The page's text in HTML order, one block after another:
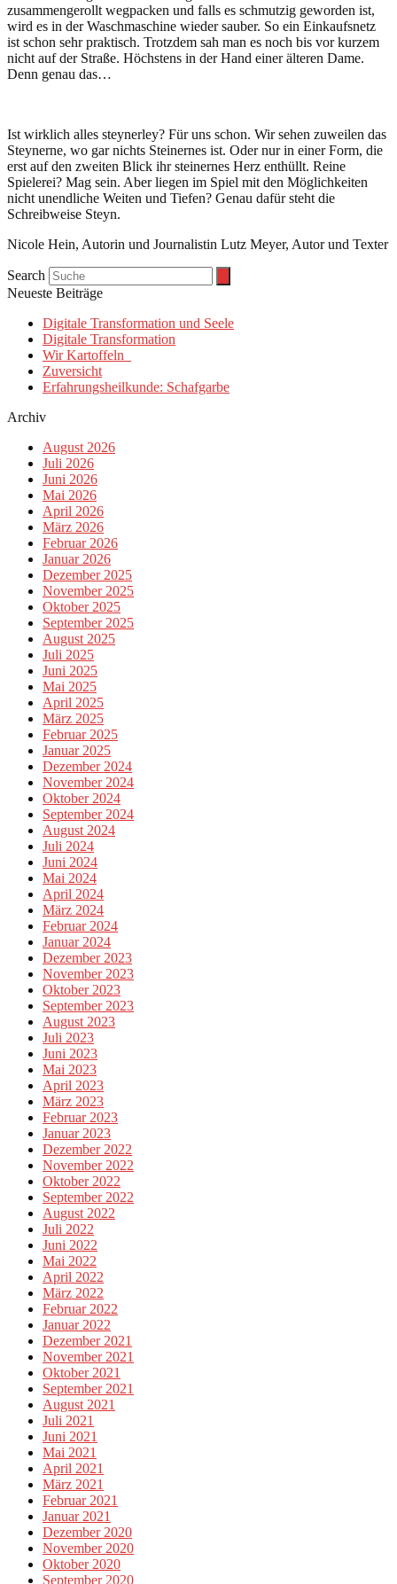
zusammengerollt wegpacken und falls es schmutzig geworden ist,
wird es in der Waschmaschine wieder sauber. So ein Einkaufsnetz
ist schon sehr praktisch. Trotzdem sah man es noch bis vor kurzem
nicht auf der Straße. Höchstens in der Hand einer älteren Dame.
Denn genau das…
Ist wirklich alles steynerley? Für uns schon. Wir sehen zuweilen das
Steynerne, wo gar nichts Steinernes ist. Oder nur in einer Form, die
erst auf den zweiten Blick ihr steinernes Herz enthüllt. Reine
Spielerei? Mag sein. Aber liegen im Spiel mit den Möglichkeiten
nicht unendliche Weiten und Tiefen? Genau dafür steht die
Schreibweise Steyn.
Nicole Hein, Autorin und Journalistin Lutz Meyer, Autor und Texter
Search
Neueste Beiträge
Digitale Transformation und Seele
Digitale Transformation
Wir Kartoffeln
Zuversicht
Erfahrungsheilkunde: Schafgarbe
Archiv
August 2026
Juli 2026
Juni 2026
Mai 2026
April 2026
März 2026
Februar 2026
Januar 2026
Dezember 2025
November 2025
Oktober 2025
September 2025
August 2025
Juli 2025
Juni 2025
Mai 2025
April 2025
März 2025
Februar 2025
Januar 2025
Dezember 2024
November 2024
Oktober 2024
September 2024
August 2024
Juli 2024
Juni 2024
Mai 2024
April 2024
März 2024
Februar 2024
Januar 2024
Dezember 2023
November 2023
Oktober 2023
September 2023
August 2023
Juli 2023
Juni 2023
Mai 2023
April 2023
März 2023
Februar 2023
Januar 2023
Dezember 2022
November 2022
Oktober 2022
September 2022
August 2022
Juli 2022
Juni 2022
Mai 2022
April 2022
März 2022
Februar 2022
Januar 2022
Dezember 2021
November 2021
Oktober 2021
September 2021
August 2021
Juli 2021
Juni 2021
Mai 2021
April 2021
März 2021
Februar 2021
Januar 2021
Dezember 2020
November 2020
Oktober 2020
September 2020